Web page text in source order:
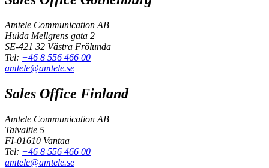
Amtele Communication AB
Hulda Mellgrens gata 2
SE-421 32 Västra Frölunda
Tel: +46 8 556 466 00
amtele@amtele.se
Sales Office Finland
Amtele Communication AB
Taivaltie 5
FI-01610 Vantaa
Tel: +46 8 556 466 00
amtele@amtele.se